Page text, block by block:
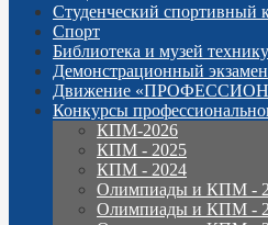
Студенческий спортивный
Спорт
Библиотека и музей
Демонстрационный экзамен
Движение
Конкурсы
КПМ-2026
КПМ - 2025
КПМ - 2024
Олимпиады и КПМ -
Олимпиады и КПМ -